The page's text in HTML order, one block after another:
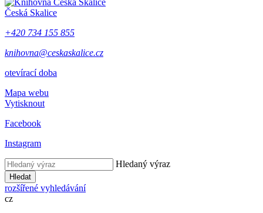
Česká Skalice
+420 734 155 855
knihovna@ceskaskalice.cz
otevírací doba
Mapa webu
Vytisknout
Facebook
Instagram
Hledaný výraz
Hledat
rozšířené vyhledávání
cz